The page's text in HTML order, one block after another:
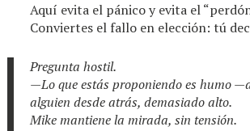
Aquí evita el pánico y evita el
Conviertes el fallo en elección: tú
Pregunta hostil.
—Lo que estás proponiendo es humo
alguien desde atrás, demasiado alto.
Mike mantiene la mirada, sin tensión.